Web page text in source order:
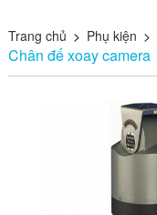
Trang chủ > Phụ kiện >
Chân đế xoay camera